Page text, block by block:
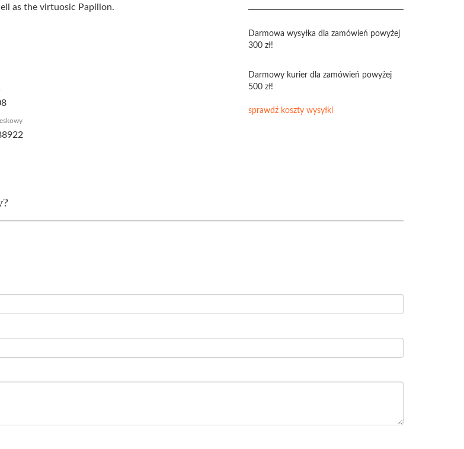
as the virtuosic Papillon.
Darmowa wysyłka dla zamówień powyżej
300 zł!
Darmowy kurier dla zamówień powyżej
500 zł!
sprawdź koszty wysyłki